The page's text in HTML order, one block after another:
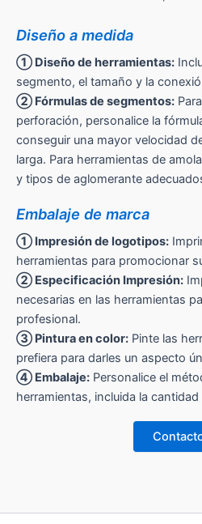
Diseño a medida
① Diseño de herramientas:
segmento, el tamaño y la
② Fórmulas de segmentos:
perforación, personalice la
conseguir una mayor velocidad
larga. Para herramientas de
y tipos de aglomerante
Embalaje de marca
① Impresión de logotipos:
herramientas para promocionar
② Especificación Impresión:
necesarias en las herramientas
profesional.
③ Pintura en color: Pinte las
prefiera para darles un aspecto
④ Embalaje: Personalice el
herramientas, incluida la